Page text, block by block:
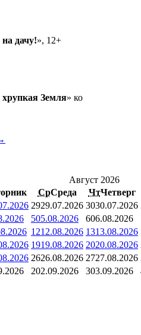
дачу!», 12+
Земля» ко
Август 2026
СрСреда ЧтЧетверг
2929.07.2026 3030.07.2026
505.08.2026 606.08.2026
1212.08.2026 1313.08.2026
1919.08.2026 2020.08.2026
2626.08.2026 2727.08.2026
202.09.2026 303.09.2026